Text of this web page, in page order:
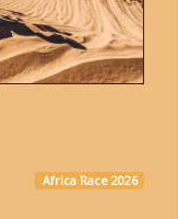
Africa Race 2026